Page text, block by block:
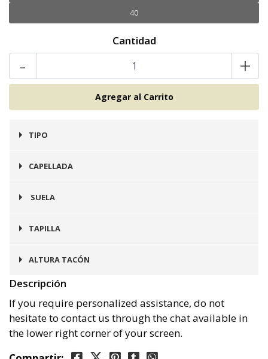
40
Cantidad
- +
TIPO
Zapato
CAPELLADA
Cuero
SUELA
Goma
TAPILLA
Integrada en Suela
ALTURA TACÓN
3 cms
Descripción
If you require personalized assistance, do not
hesitate to contact us through the chat available in
the lower right corner of your screen.